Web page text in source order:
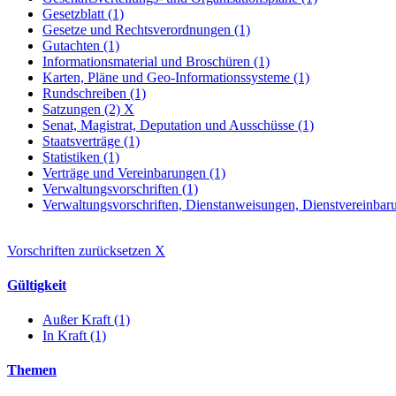
Gesetzblatt (1)
Gesetze und Rechtsverordnungen (1)
Gutachten (1)
Informationsmaterial und Broschüren (1)
Karten, Pläne und Geo-Informationssysteme (1)
Rundschreiben (1)
Satzungen (2) X
Senat, Magistrat, Deputation und Ausschüsse (1)
Staatsverträge (1)
Statistiken (1)
Verträge und Vereinbarungen (1)
Verwaltungsvorschriften (1)
Verwaltungsvorschriften, Dienstanweisungen,
Vorschriften zurücksetzen X
Gültigkeit
Außer Kraft (1)
In Kraft (1)
Themen